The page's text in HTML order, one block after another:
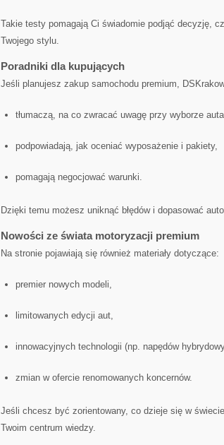
Takie testy pomagają Ci świadomie podjąć decyzję,
Twojego stylu.
Poradniki dla kupujących
Jeśli planujesz zakup samochodu premium,
tłumaczą, na co zwracać uwagę przy wyborze
podpowiadają, jak oceniać wyposażenie i pakiety,
pomagają negocjować warunki.
Dzięki temu możesz uniknąć błędów i dopasować
Nowości ze świata motoryzacji premium
Na stronie pojawiają się również materiały dotyczące:
premier nowych modeli,
limitowanych edycji aut,
innowacyjnych technologii (np. napędów
zmian w ofercie renomowanych koncernów.
Jeśli chcesz być zorientowany, co dzieje się w
Twoim centrum wiedzy.